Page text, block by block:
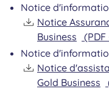
Notice
Notice
Business
(PDF
Notice
Notice
Gold Business